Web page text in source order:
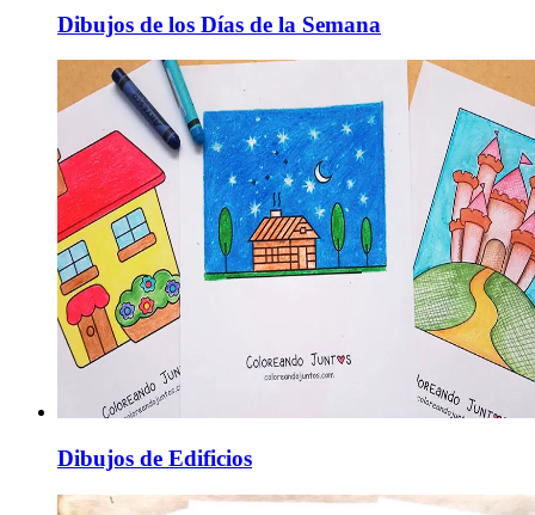
Dibujos de los Días de la Semana
Dibujos de Edificios